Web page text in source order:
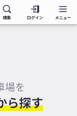
検索 ログイン メニュー
場を
ら探す